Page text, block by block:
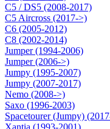
C5 / DS5 (2008-2017)
C5 Aircross (2017->)
C6 (2005-2012)
C8 (2002-2014)
Jumper (1994-2006)
Jumper (2006->)
Jumpy (1995-2007)
Jumpy (2007-2017)
Nemo (2008->)
Saxo (1996-2003)
Spacetourer (Jumpy)
Xantia (1993-2001)